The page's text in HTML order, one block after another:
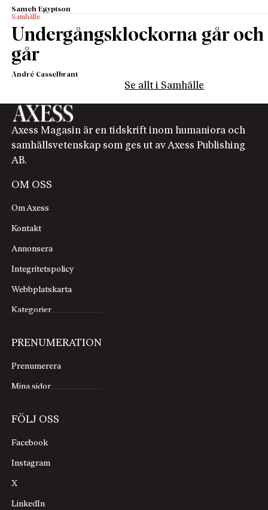
Sameh Egyptson
Samhälle
Undergångsklockorna går och
går
André Casselbrant
Se allt i Samhälle
Axess Magasin är en tidskrift inom humaniora och
samhällsvetenskap som ges ut av Axess Publishing
AB.
OM OSS
Om Axess
Kontakt
Annonsera
Integritetspolicy
Webbplatskarta
Kategorier
PRENUMERATION
Prenumerera
Mina sidor
FÖLJ OSS
Facebook
Instagram
X
LinkedIn